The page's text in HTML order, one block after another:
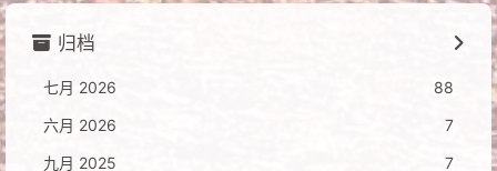
归档
七月 2026
88
六月 2026
7
九月 2025
7